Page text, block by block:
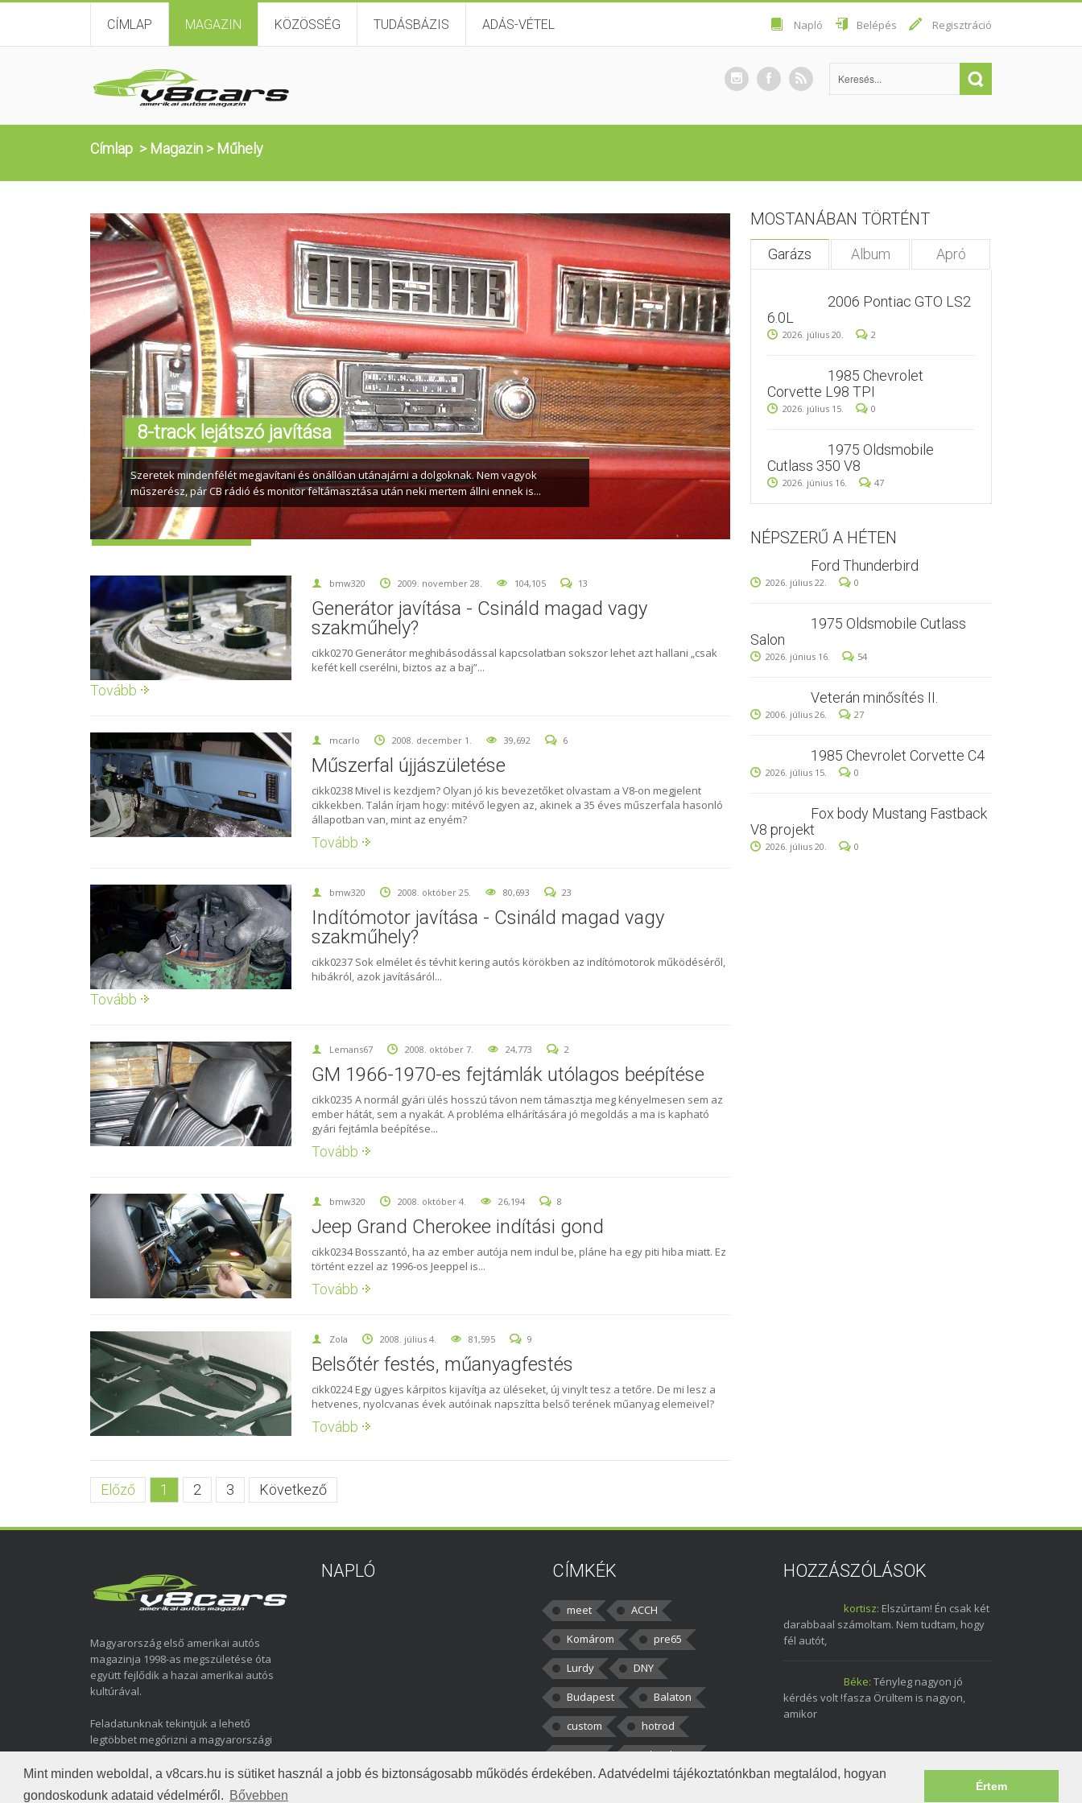
Mint minden weboldal, a v8cars.hu is sütiket használ a jobb és biztonságosabb működés érdekében. Adatvédelmi tájékoztatónkban megtalálod, hogyan
gondoskodunk adataid védelméről. Bővebben
Értem
CÍMLAP MAGAZIN KÖZÖSSÉG TUDÁSBÁZIS ADÁS-VÉTEL Napló Belépés Regisztráció
Címlap > Magazin > Műhely
8-track lejátszó javítása
Szeretek mindenfélét megjavítani és önállóan utánajárni a dolgoknak. Nem vagyok
műszerész, pár CB rádió és monitor feltámasztása után neki mertem állni ennek is...
Governing the governor
Jó cím. Meg is akadt rajta a szemem, mikor a governor működéséről, beállítási lehetőségeiről szóló
információkat kerestem...
bmw320 2009. november 28. 104,105 13
Generátor javítása - Csináld magad vagy
szakműhely?
cikk0270 Generátor meghibásodással kapcsolatban sokszor lehet azt hallani „csak
kefét kell cserélni, biztos az a baj”...
Tovább
mcarlo 2008. december 1. 39,692 6
Műszerfal újjászületése
cikk0238 Mivel is kezdjem? Olyan jó kis bevezetőket olvastam a V8-on megjelent
cikkekben. Talán írjam hogy: mitévő legyen az, akinek a 35 éves műszerfala hasonló
állapotban van, mint az enyém?
Tovább
bmw320 2008. október 25. 80,693 23
Indítómotor javítása - Csináld magad vagy
szakműhely?
cikk0237 Sok elmélet és tévhit kering autós körökben az indítómotorok működéséről,
hibákról, azok javításáról...
Tovább
Lemans67 2008. október 7. 24,773 2
GM 1966-1970-es fejtámlák utólagos beépítése
cikk0235 A normál gyári ülés hosszú távon nem támasztja meg kényelmesen sem az
ember hátát, sem a nyakát. A probléma elhárítására jó megoldás a ma is kapható
gyári fejtámla beépítése...
Tovább
bmw320 2008. október 4. 26,194 8
Jeep Grand Cherokee indítási gond
cikk0234 Bosszantó, ha az ember autója nem indul be, pláne ha egy piti hiba miatt. Ez
történt ezzel az 1996-os Jeeppel is...
Tovább
Zola 2008. július 4. 81,595 9
Belsőtér festés, műanyagfestés
cikk0224 Egy ügyes kárpitos kijavítja az üléseket, új vinylt tesz a tetőre. De mi lesz a
hetvenes, nyolcvanas évek autóinak napszítta belső terének műanyag elemeivel?
Tovább
Előző 1 2 3 Következő
MOSTANÁBAN TÖRTÉNT
Garázs Album Apró
2006 Pontiac GTO LS2
6.0L
2026. július 20. 2
1985 Chevrolet
Corvette L98 TPI
2026. július 15. 0
1975 Oldsmobile
Cutlass 350 V8
2026. június 16. 47
NÉPSZERŰ A HÉTEN
Ford Thunderbird
2026. július 22. 0
1975 Oldsmobile Cutlass
Salon
2026. június 16. 54
Veterán minősítés II.
2006. július 26. 27
1985 Chevrolet Corvette C4
2026. július 15. 0
Fox body Mustang Fastback
V8 projekt
2026. július 20. 0
Magyarország első amerikai autós
magazinja 1998-as megszületése óta
együtt fejlődik a hazai amerikai autós
kultúrával.
Feladatunknak tekintjük a lehető
legtöbbet megőrizni a magyarországi
amerikai autózás elmúlt közel három
évtizedéről.
NAPLÓ CÍMKÉK
meet
ACCH
Komárom
pre65
Lurdy
DNY
Budapest
Balaton
custom
hotrod
v8cars
50brothers
HOZZÁSZÓLÁSOK
kortisz: Elszúrtam! Én csak két
darabbaal számoltam. Nem tudtam, hogy
fél autót,
Béke: Tényleg nagyon jó
kérdés volt !fasza Örültem is nagyon,
amikor
Copyright © 1998-2026 v8cars.huT|Szerzői jogok